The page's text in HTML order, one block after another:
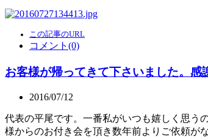
この記事のURL
コメント(0)
お客様が帰ってきて下さいました。感
2016/07/12
代表の平尾です。一番私がいつも嬉しく思う
様からのお付き会を頂き数年前よりご依頼が